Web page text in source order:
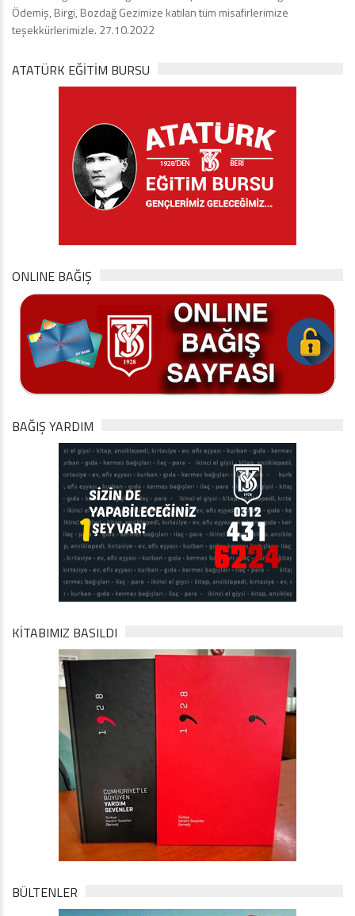
Ödemiş, Birgi, Bozdağ Gezimize katılan tüm misafirlerimize
teşekkürlerimizle. 27.10.2022
ATATÜRK EĞITIM BURSU
ONLINE BAĞIŞ
BAĞIŞ YARDIM
KİTABIMIZ BASILDI
BÜLTENLER